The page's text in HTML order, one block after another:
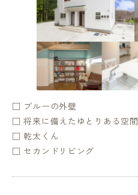
□ ブルーの外壁
□ 将来に備えたゆとりある空間
□ 乾太くん
□ セカンドリビング